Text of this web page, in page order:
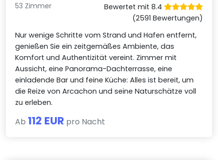
53 Zimmer
Bewertet mit 8.4
(2591 Bewertungen)
Nur wenige Schritte vom Strand und Hafen entfernt,
genießen Sie ein zeitgemäßes Ambiente, das
Komfort und Authentizität vereint. Zimmer mit
Aussicht, eine Panorama-Dachterrasse, eine
einladende Bar und feine Küche: Alles ist bereit, um
die Reize von Arcachon und seine Naturschätze voll
zu erleben.
Ab 112 EUR pro Nacht